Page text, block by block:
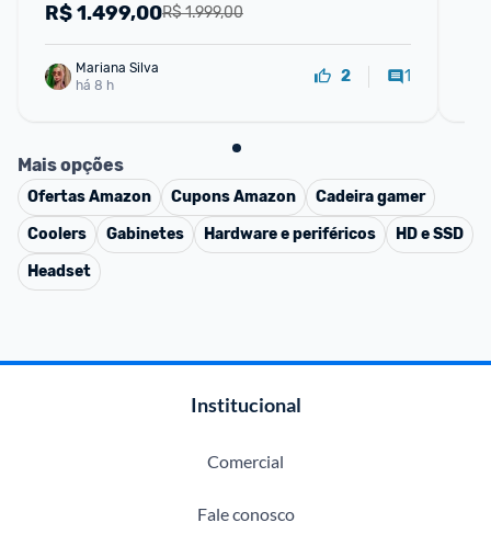
R$ 1.999,00
R$1.499,00
Mariana Silva
há 8 h
2 1
Mais opções
OfertasAmazon CuponsAmazon
Cadeira gamer
Coolers
Gabinetes Hardware e periféricos
HD e SSD
Headset
Institucional
Comercial
Fale conosco